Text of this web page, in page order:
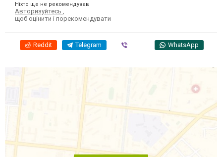
Ніхто ще не рекомендував
Авторизуйтесь
щоб оцінити і порекомендувати
Reddit Telegram WhatsApp